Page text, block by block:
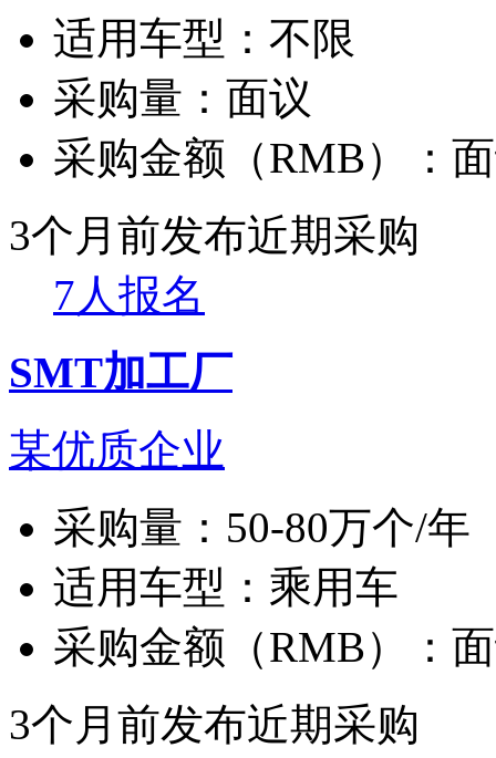
适用车型： 不限
采购量： 面议
采购金额（RMB）：
3个月前发布近期采购
7人报名
SMT加工厂
某优质企业
采购量： 50-80万个/年
适用车型： 乘用车
采购金额（RMB）：
3个月前发布近期采购